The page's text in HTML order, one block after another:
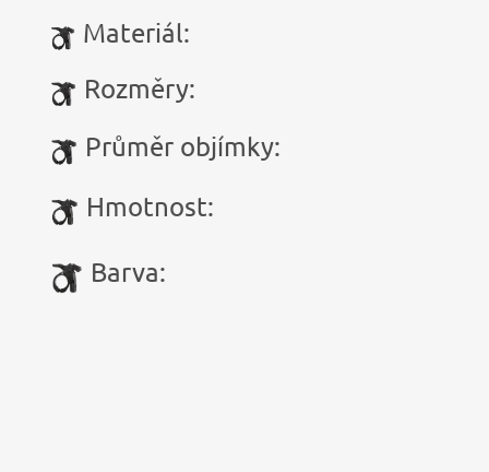
Materiál:
Rozměry:
Průměr objímky:
Hmotnost:
Barva: